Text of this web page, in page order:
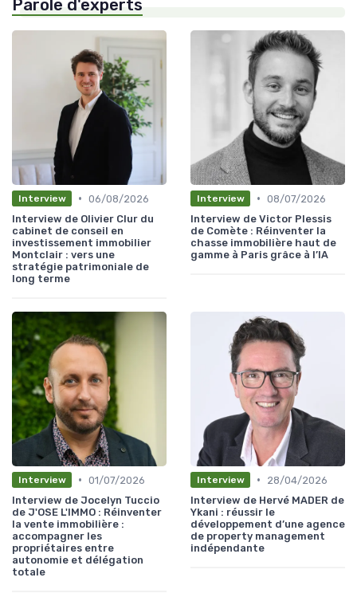
Parole d'experts
Interview • 06/08/2026
Interview de Olivier Clur du
cabinet de conseil en
investissement immobilier
Montclair : vers une
stratégie patrimoniale de
long terme
Interview • 08/07/2026
Interview de Victor Plessis
de Comète : Réinventer la
chasse immobilière haut de
gamme à Paris grâce à l’IA
Interview • 01/07/2026
Interview de Jocelyn Tuccio
de J'OSE L'IMMO : Réinventer
la vente immobilière :
accompagner les
propriétaires entre
autonomie et délégation
totale
Interview •
28/04/2026
Interview de Hervé MADER de
Ykani : réussir le
développement d’une agence
de property management
indépendante